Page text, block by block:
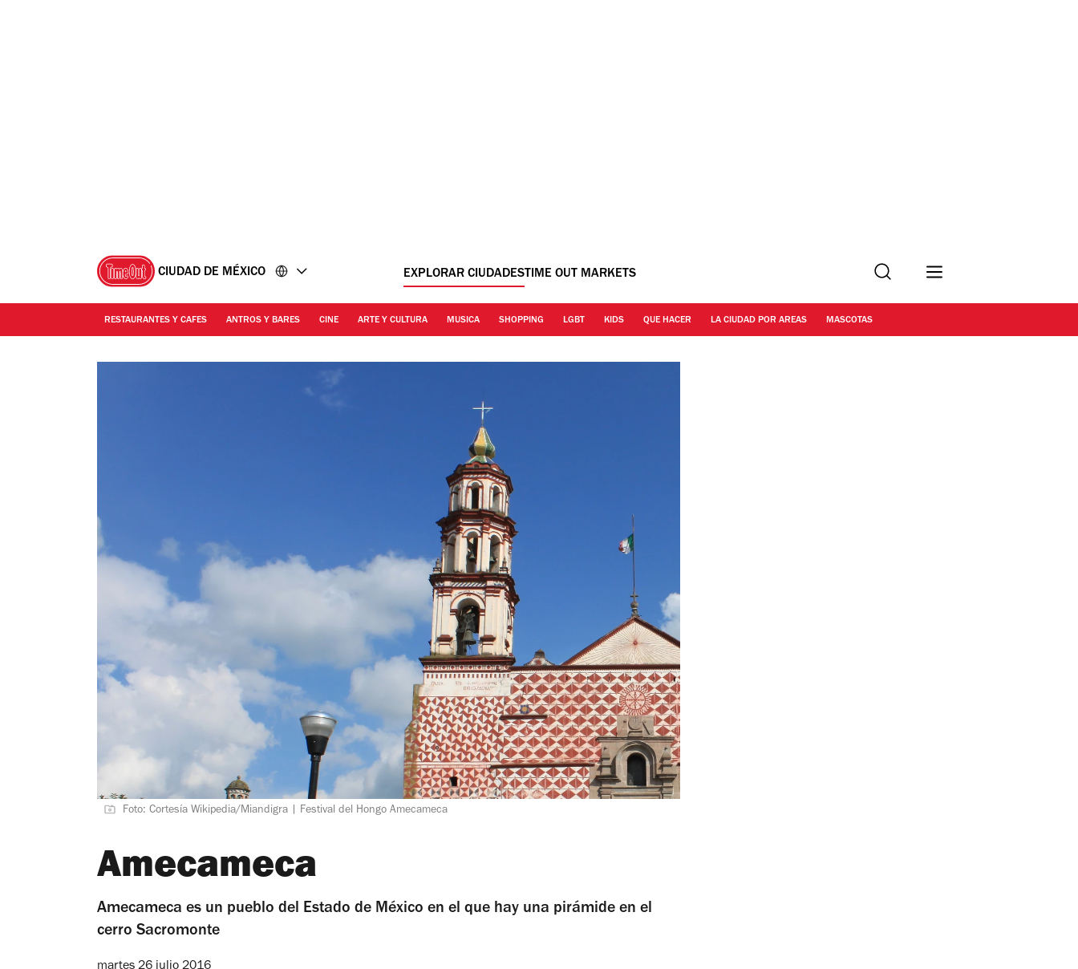
CIUDAD DE MÉXICO EXPLORAR CIUDADESTIME OUT MARKETS Buscar
RESTAURANTES Y CAFES ANTROS Y BARES CINE ARTE Y CULTURA MUSICA SHOPPING LGBT KIDS QUE HACER LA CIUDAD POR AREAS MASCOTAS
Foto: Cortesía Wikipedia/Miandigra | Festival del Hongo Amecameca
Amecameca
Amecameca es un pueblo del Estado de México en el que hay una pirámide en el
cerro Sacromonte